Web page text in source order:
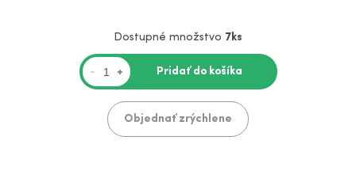
Dostupné množstvo 7ks
- + Pridať do košíka
Objednať zrýchlene